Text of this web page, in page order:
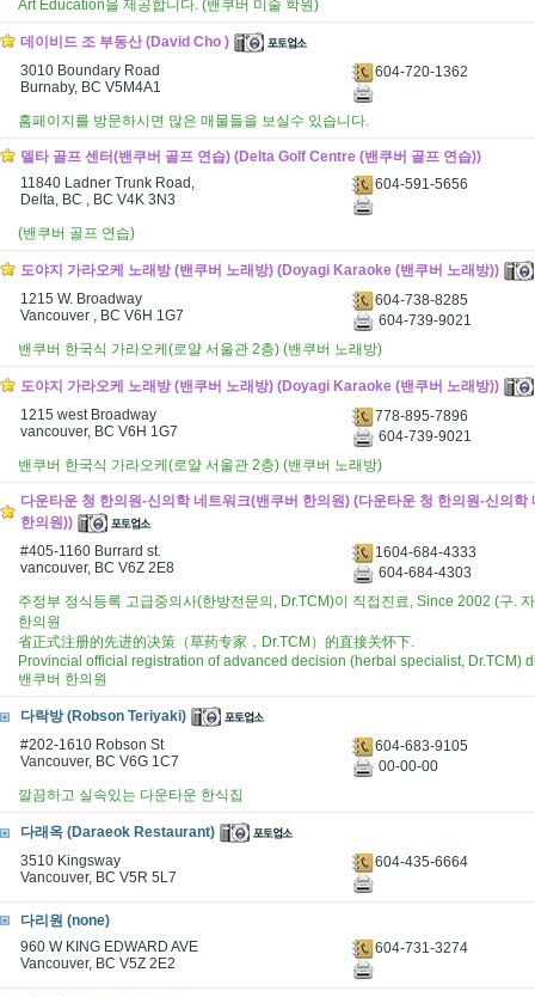
Art Education을 제공합니다. (밴쿠버 미술 학원)
데이비드 조 부동산 (David Cho )
3010 Boundary Road
Burnaby, BC V5M4A1
604-720-1362
홈페이지를 방문하시면 많은 매물들을 보실수 있습니다.
델타 골프 센터(밴쿠버 골프 연습) (Delta Golf Centre (밴쿠버 골프 연습))
11840 Ladner Trunk Road,
Delta, BC , BC V4K 3N3
604-591-5656
(밴쿠버 골프 연습)
도야지 가라오케 노래방 (밴쿠버 노래방) (Doyagi Karaoke (밴쿠버 노래방))
1215 W. Broadway
Vancouver , BC V6H 1G7
604-738-8285
604-739-9021
밴쿠버 한국식 가라오케(로얄 서울관 2층) (밴쿠버 노래방)
도야지 가라오케 노래방 (밴쿠버 노래방) (Doyagi Karaoke (밴쿠버 노래방))
1215 west Broadway
vancouver, BC V6H 1G7
778-895-7896
604-739-9021
밴쿠버 한국식 가라오케(로얄 서울관 2층) (밴쿠버 노래방)
다운타운 청 한의원-신의학 네트워크(밴쿠버 한의원) (다운타운 청 한의원-신의학
한의원))
#405-1160 Burrard st.
vancouver, BC V6Z 2E8
1604-684-4333
604-684-4303
주정부 정식등록 고급중의사(한방전문의, Dr.TCM)이 직접진료, Since 2002 (구.
한의원
省正式注册的先进的决策（草药专家，Dr.TCM）的直接关怀下.
Provincial official registration of advanced decision (herbal specialist, Dr.TCM)
밴쿠버 한의원
다락방 (Robson Teriyaki)
#202-1610 Robson St
Vancouver, BC V6G 1C7
604-683-9105
00-00-00
깔끔하고 실속있는 다운타운 한식집
다래옥 (Daraeok Restaurant)
3510 Kingsway
Vancouver, BC V5R 5L7
604-435-6664
다리원 (none)
960 W KING EDWARD AVE
Vancouver, BC V5Z 2E2
604-731-3274